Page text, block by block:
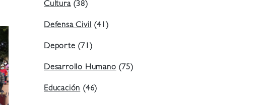
Cultura(38)
Defensa Civil(41)
Deporte(71)
Desarrollo Humano(75)
Educación(46)